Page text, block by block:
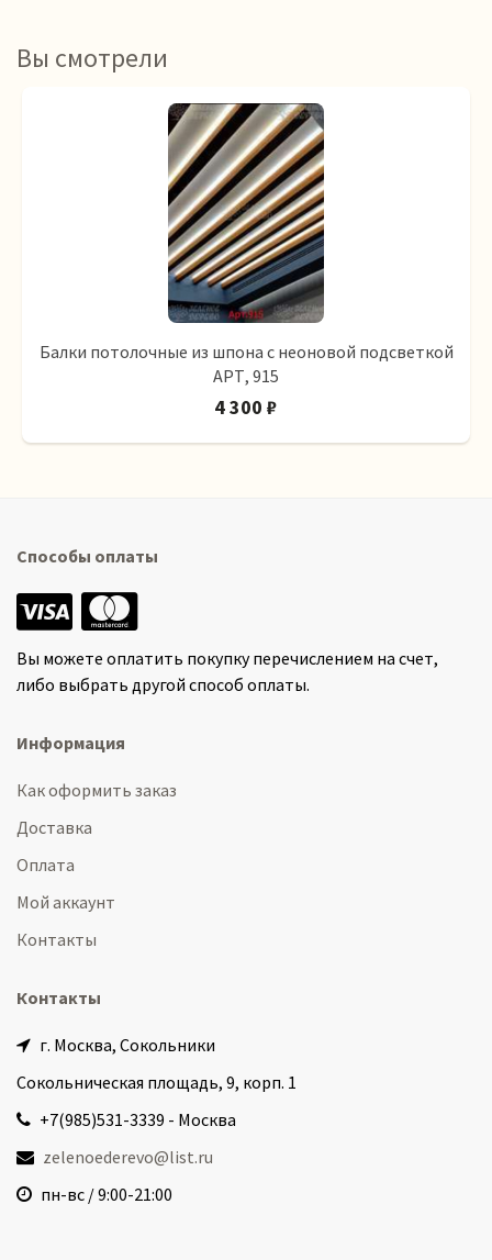
Вы смотрели
Балки потолочные из шпона с неоновой подсветкой
АРТ, 915
4 300 ₽
Способы оплаты
Вы можете оплатить покупку перечислением на счет,
либо выбрать другой способ оплаты.
Информация
Как оформить заказ
Доставка
Оплата
Мой аккаунт
Контакты
Контакты
г. Москва, Сокольники
Сокольническая площадь, 9, корп. 1
+7(985)531-3339 - Москва
zelenoederevo@list.ru
пн-вс / 9:00-21:00